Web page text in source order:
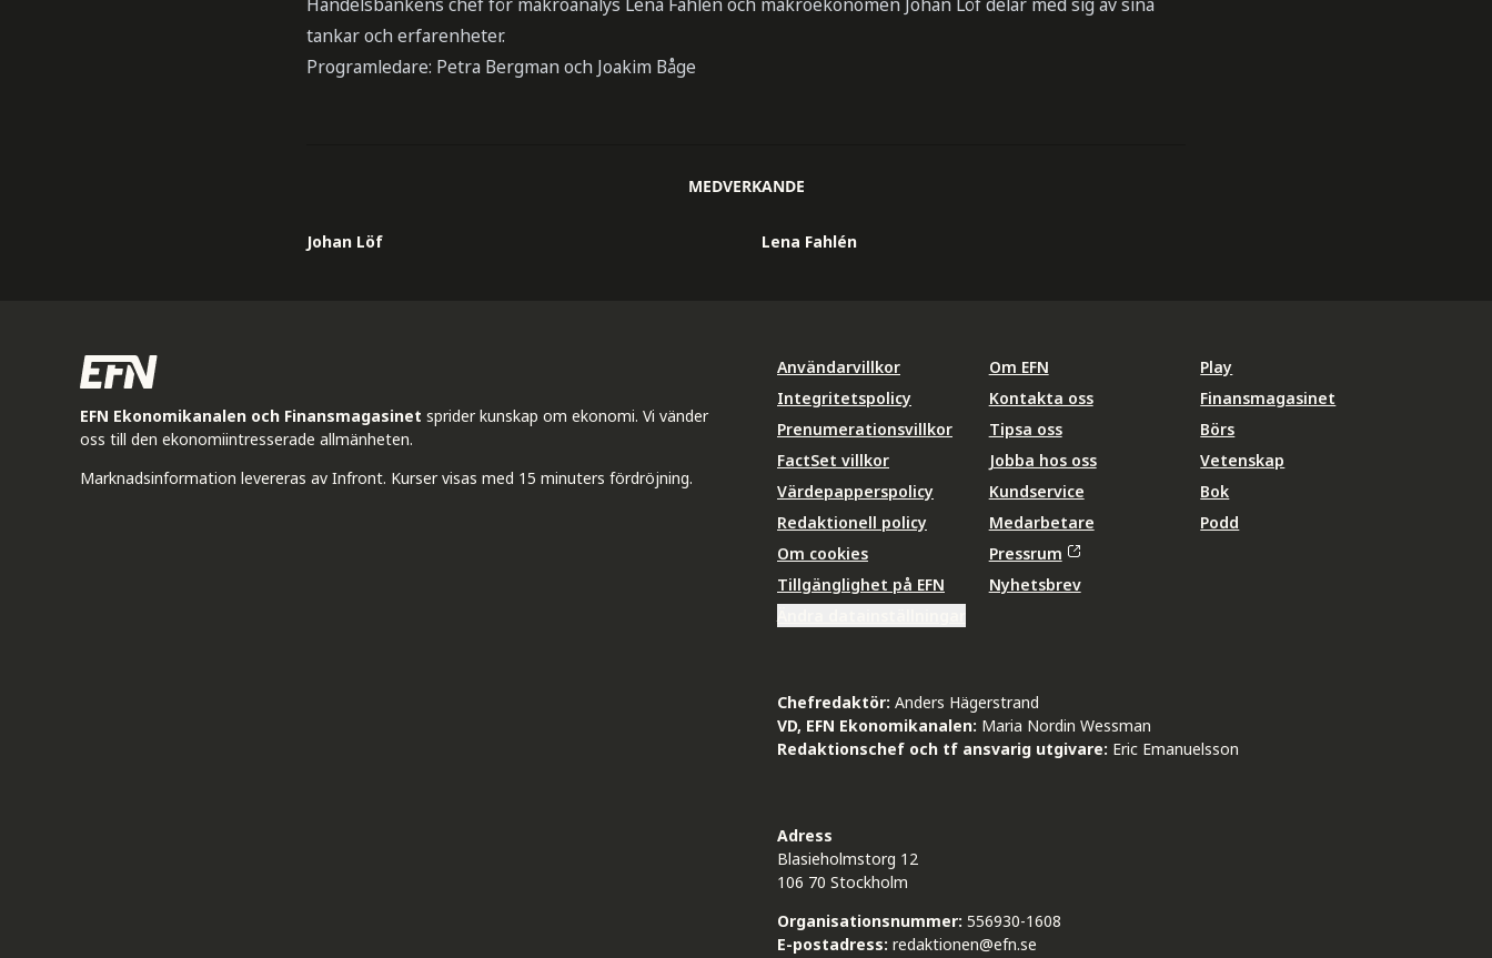
tankar och erfarenheter.
Programledare: Petra Bergman och Joakim Båge
MEDVERKANDE
Johan Löf Lena Fahlén
EFN Ekonomikanalen och Finansmagasinet sprider kunskap om ekonomi. Vi vänder
oss till den ekonomiintresserade allmänheten.
Marknadsinformation levereras av Infront. Kurser visas med 15 minuters fördröjning.
Användarvillkor
Integritetspolicy
Prenumerationsvillkor
FactSet villkor
Värdepapperspolicy
Redaktionell policy
Om cookies
Tillgänglighet på EFN
Om EFN
Kontakta oss
Tipsa oss
Jobba hos oss
Kundservice
Medarbetare
Pressrum
Nyhetsbrev
Play
Finansmagasinet
Börs
Vetenskap
Bok
Podd
Chefredaktör: Anders Hägerstrand
VD, EFN Ekonomikanalen: Maria Nordin Wessman
Redaktionschef och tf ansvarig utgivare: Eric Emanuelsson
Adress
Blasieholmstorg 12
106 70 Stockholm
Organisationsnummer: 556930-1608
E-postadress: redaktionen@efn.se